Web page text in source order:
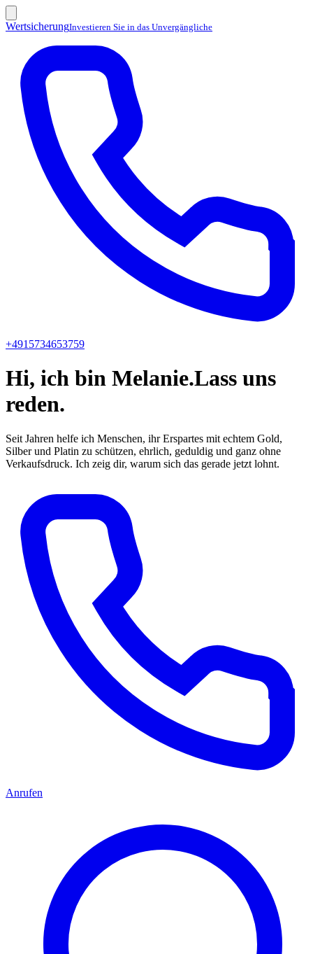
WertsicherungInvestieren Sie in das Unvergängliche
+4915734653759
Hi, ich bin Melanie.Lass uns
reden.
Seit Jahren helfe ich Menschen, ihr Erspartes mit echtem Gold,
Silber und Platin zu schützen, ehrlich, geduldig und ganz ohne
Verkaufsdruck. Ich zeig dir, warum sich das gerade jetzt lohnt.
Anrufen